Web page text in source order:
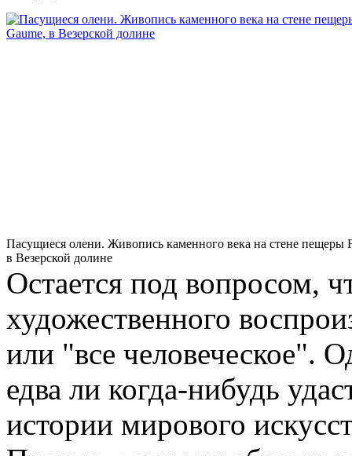
Пасущиеся олени. Живопись каменного века на стене пещеры
в Везерской долине
Остается под вопросом,
художественного
или "все человеческое".
едва ли когда-нибудь
истории мирового